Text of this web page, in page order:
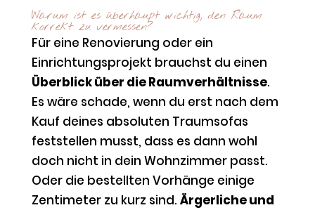
Warum ist es überhaupt wichtig, den Raum
korrekt zu vermessen?
Für eine Renovierung oder ein
Einrichtungsprojekt brauchst du einen
Überblick über die Raumverhältnisse.
Es wäre schade, wenn du erst nach dem
Kauf deines absoluten Traumsofas
feststellen musst, dass es dann wohl
doch nicht in dein Wohnzimmer passt.
Oder die bestellten Vorhänge einige
Zentimeter zu kurz sind. Ärgerliche und